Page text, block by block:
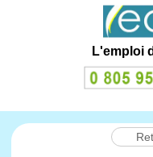
L'emploi